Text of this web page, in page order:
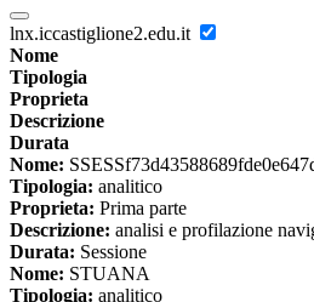
lnx.iccastiglione2.edu.it
Nome
Tipologia
Proprieta
Descrizione
Durata
Nome:
Tipologia: analitico
Proprieta: Prima parte
Descrizione: analisi e profilazione
Durata: Sessione
Nome: STUANA
Tipologia: analitico